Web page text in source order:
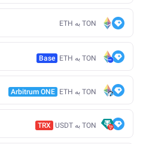
TON به ETH
TON به ETH Base
TON به ETH Arbitrum ONE
TON به USDT TRX